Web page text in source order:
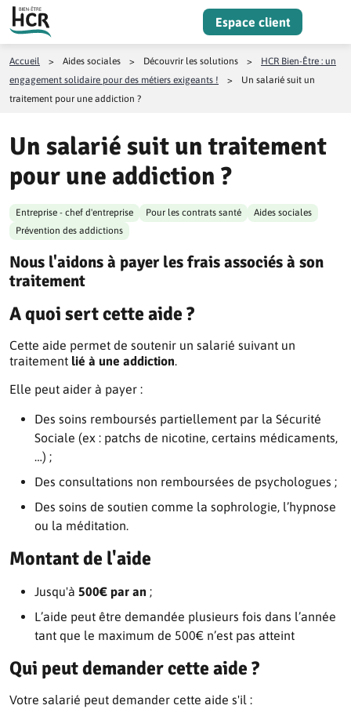
Aller au contenu
Espace client
Accueil > Aides sociales > Découvrir les solutions >
HCR Bien-Être : un
engagement solidaire pour des métiers exigeants !
>
Un salarié suit un
traitement pour une addiction ?
Un salarié suit un traitement
pour une addiction ?
Entreprise - chef d'entreprise Pour les contrats santé
Aides sociales
Prévention des addictions
Nous l'aidons à payer les frais associés à son
traitement
A quoi sert cette aide ?
Cette aide permet de soutenir un salarié suivant un
traitement lié à une addiction.
Elle peut aider à payer :
Des soins remboursés partiellement par la Sécurité
Sociale (ex : patchs de nicotine, certains médicaments,
…) ;
Des consultations non remboursées de psychologues ;
Des soins de soutien comme la sophrologie, l’hypnose
ou la méditation.
Montant de l'aide
Jusqu'à 500€ par an ;
L’aide peut être demandée plusieurs fois dans l’année
tant que le maximum de 500€ n’est pas atteint
Qui peut demander cette aide ?
Votre salarié peut demander cette aide s'il :